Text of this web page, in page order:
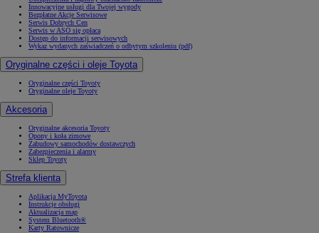
Innowacyjne usługi dla Twojej wygody
Bezpłatne Akcje Serwisowe
Serwis Dobrych Cen
Serwis w ASO się opłaca
Dostęp do informacji serwisowych
Wykaz wydanych zaświadczeń o odbytym szkoleniu (pdf)
Oryginalne części i oleje Toyota
Oryginalne części Toyoty
Oryginalne oleje Toyoty
Akcesoria
Oryginalne akcesoria Toyoty
Opony i koła zimowe
Zabudowy samochodów dostawczych
Zabezpieczenia i alarmy
Sklep Toyoty
Strefa klienta
Aplikacja MyToyota
Instrukcje obsługi
Aktualizacja map
System Bluetooth®
Karty Ratownicze